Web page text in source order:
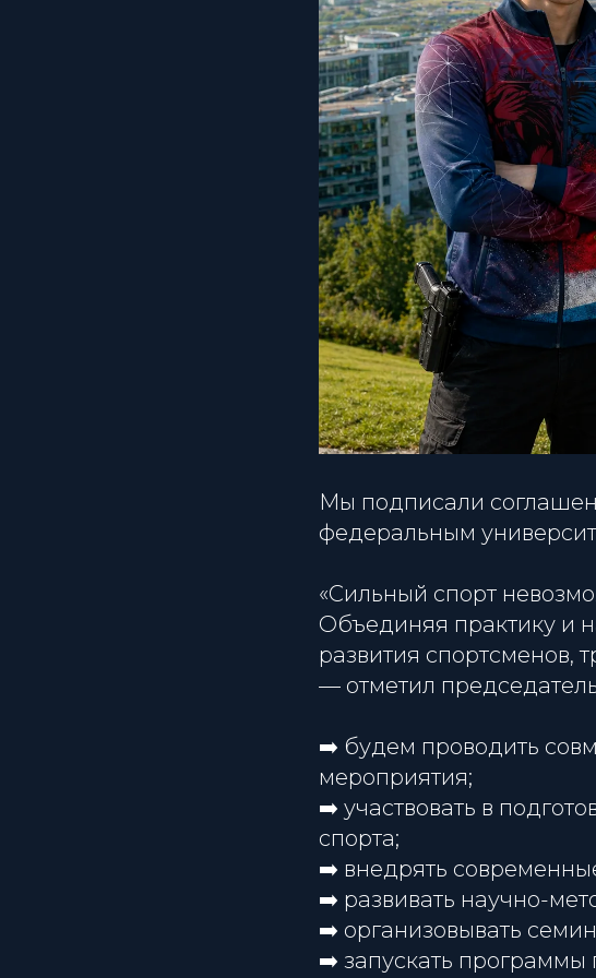
Мы подписали
федеральным
«Сильный спорт
Объединяя практику и
развития спортсменов,
— отметил
➡️ будем проводить
мероприятия;
➡️ участвовать в
спорта;
➡️ внедрять
➡️ развивать научно-
➡️ организовывать
➡️ запускать